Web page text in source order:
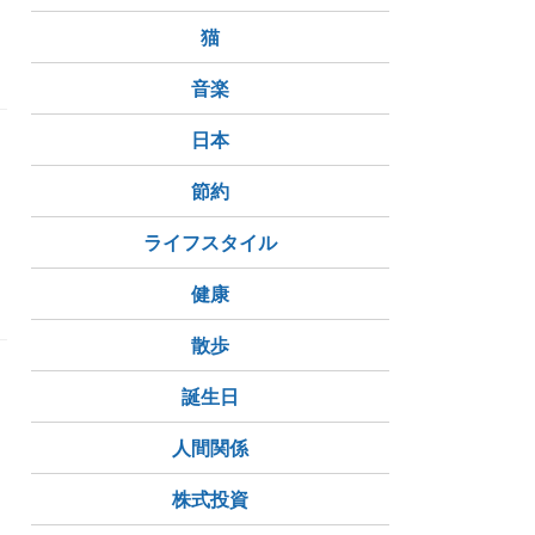
FeLV（猫白血病ウイルス）
出窓
FeLV（猫白血病ウイルス）
猫
音楽
日本
節約
ライフスタイル
健康
散歩
誕生日
人間関係
株式投資